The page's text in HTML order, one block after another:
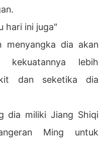
hari ini juga"
menyangka dia akan
kekuatannya lebih
dan seketika dia
dia miliki Jiang Shiqi
Ming untuk